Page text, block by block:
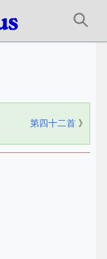
第四十二首 》